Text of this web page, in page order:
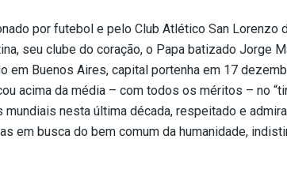
por futebol e pelo Club Atlético San Lorenzo
seu clube do coração, o Papa batizado Jorge
em Buenos Aires, capital portenha em 17
acima da média – com todos os méritos – no
mundiais nesta última década, respeitado e
em busca do bem comum da humanidade,